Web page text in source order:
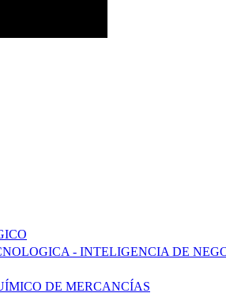
- INTELIGENCIA DE
DE MERCANCÍAS